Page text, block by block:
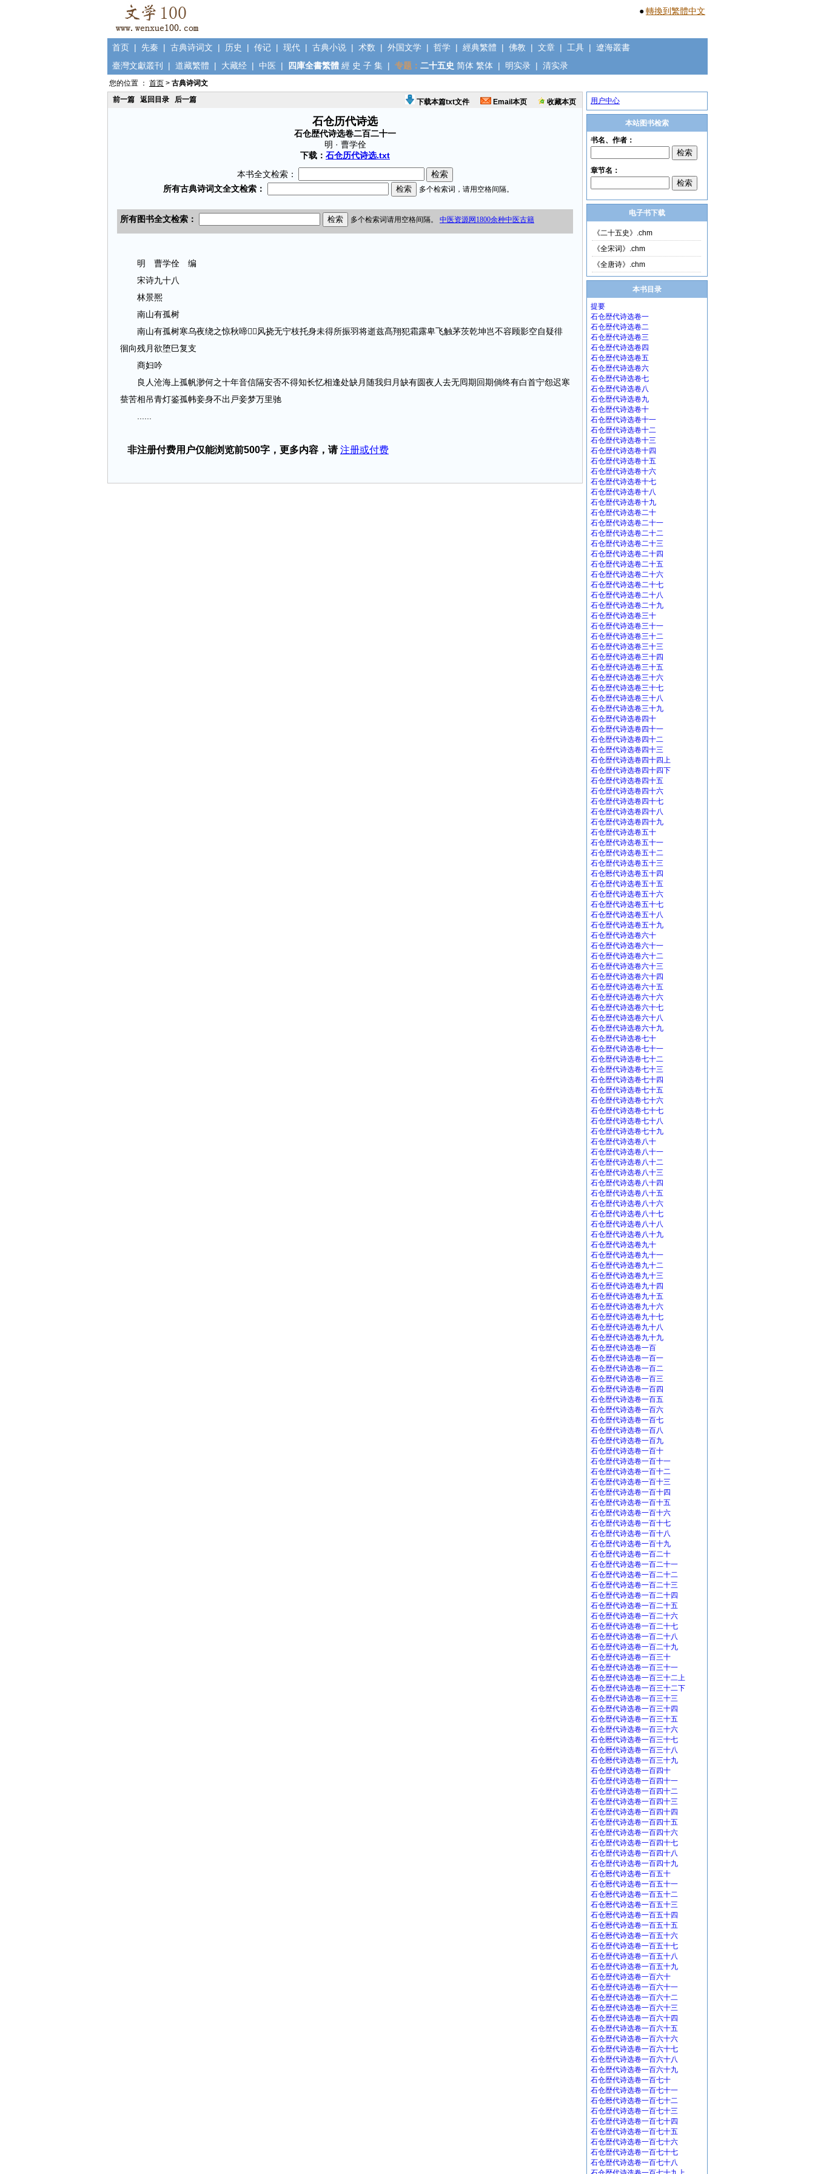
●轉換到繁體中文
首页 | 先秦 | 古典诗词文 | 历史 | 传记 | 现代 | 古典小说 | 术数 | 外国文学 | 哲学 | 經典繁體 | 佛教 | 文章 | 工具 | 遼海叢書
臺灣文獻叢刊
| 道藏繁體 | 大藏经 | 中医 | 四庫全書繁體 經 史 子 集 | 专题： 二十五史 简体 繁体 | 明实录 | 清实录
您的位置 ： 首页 > 古典诗词文
前一篇
返回目录 后一篇 下载本篇txt文件 Email本页 收藏本页
石仓历代诗选
石仓歴代诗选卷二百二十一
明 · 曹学佺
下载： 石仓历代诗选.txt
本书全文检索：
明 曹学佺 编
宋诗九十八
林景熈
南山有孤树
南山有孤树寒乌夜绕之惊秋啼风挠无宁枝托身未得所振羽将逝兹髙翔犯霜露卑飞触茅茨乾坤岂不容顾影空自疑徘
徊向残月欲堕巳复支
商妇吟
良人沧海上孤帆渺何之十年音信隔安否不得知长忆相逢处缺月随我归月缺有圆夜人去无囘期回期倘终有白首宁怨迟寒
蛬苦相吊青灯鉴孤帏妾身不出戸妾梦万里驰
非注册付费用户仅能浏览前500字，更多内容，请 注册或付费
用户中心
本站图书检索
电子书下载
《二十五史》.chm
《全宋词》.chm
《全唐诗》.chm
本书目录
提要
石仓歴代诗选卷一
石仓歴代诗选卷二
石仓歴代诗选卷三
石仓歴代诗选卷四
石仓歴代诗选卷五
石仓歴代诗选卷六
石仓歴代诗选卷七
石仓歴代诗选卷八
石仓歴代诗选卷九
石仓歴代诗选卷十
石仓歴代诗选卷十一
石仓歴代诗选卷十二
石仓歴代诗选卷十三
石仓歴代诗选卷十四
石仓歴代诗选卷十五
石仓歴代诗选卷十六
石仓歴代诗选卷十七
石仓歴代诗选卷十八
石仓歴代诗选卷十九
石仓歴代诗选卷二十
石仓歴代诗选卷二十一
石仓歴代诗选卷二十二
石仓歴代诗选卷二十三
石仓歴代诗选卷二十四
石仓歴代诗选卷二十五
石仓歴代诗选卷二十六
石仓歴代诗选卷二十七
石仓歴代诗选卷二十八
石仓歴代诗选卷二十九
石仓歴代诗选卷三十
石仓歴代诗选卷三十一
石仓歴代诗选卷三十二
石仓歴代诗选卷三十三
石仓歴代诗选卷三十四
石仓歴代诗选卷三十五
石仓歴代诗选卷三十六
石仓歴代诗选卷三十七
石仓歴代诗选卷三十八
石仓歴代诗选卷三十九
石仓歴代诗选卷四十
石仓歴代诗选卷四十一
石仓歴代诗选卷四十二
石仓歴代诗选卷四十三
石仓歴代诗选卷四十四上
石仓歴代诗选卷四十四下
石仓歴代诗选卷四十五
石仓歴代诗选卷四十六
石仓歴代诗选卷四十七
石仓歴代诗选卷四十八
石仓歴代诗选卷四十九
石仓歴代诗选卷五十
石仓歴代诗选卷五十一
石仓歴代诗选卷五十二
石仓歴代诗选卷五十三
石仓厯代诗选卷五十四
石仓歴代诗选卷五十五
石仓歴代诗选卷五十六
石仓歴代诗选卷五十七
石仓歴代诗选卷五十八
石仓歴代诗选卷五十九
石仓歴代诗选卷六十
石仓歴代诗选卷六十一
石仓歴代诗选卷六十二
石仓歴代诗选卷六十三
石仓歴代诗选卷六十四
石仓歴代诗选卷六十五
石仓歴代诗选卷六十六
石仓歴代诗选卷六十七
石仓歴代诗选卷六十八
石仓歴代诗选卷六十九
石仓歴代诗选卷七十
石仓歴代诗选卷七十一
石仓歴代诗选卷七十二
石仓歴代诗选卷七十三
石仓歴代诗选卷七十四
石仓歴代诗选卷七十五
石仓歴代诗选卷七十六
石仓歴代诗选卷七十七
石仓歴代诗选卷七十八
石仓歴代诗选卷七十九
石仓歴代诗选卷八十
石仓歴代诗选卷八十一
石仓歴代诗选卷八十二
石仓歴代诗选卷八十三
石仓歴代诗选卷八十四
石仓歴代诗选卷八十五
石仓歴代诗选卷八十六
石仓歴代诗选卷八十七
石仓歴代诗选卷八十八
石仓歴代诗选卷八十九
石仓歴代诗选卷九十
石仓歴代诗选卷九十一
石仓歴代诗选卷九十二
石仓歴代诗选卷九十三
石仓歴代诗选卷九十四
石仓歴代诗选卷九十五
石仓歴代诗选卷九十六
石仓歴代诗选卷九十七
石仓歴代诗选卷九十八
石仓歴代诗选卷九十九
石仓歴代诗选卷一百
石仓歴代诗选卷一百一
石仓歴代诗选卷一百二
石仓歴代诗选卷一百三
石仓歴代诗选卷一百四
石仓歴代诗选卷一百五
石仓歴代诗选卷一百六
石仓歴代诗选卷一百七
石仓歴代诗选卷一百八
石仓歴代诗选卷一百九
石仓歴代诗选卷一百十
石仓歴代诗选卷一百十一
石仓歴代诗选卷一百十二
石仓歴代诗选卷一百十三
石仓歴代诗选卷一百十四
石仓歴代诗选卷一百十五
石仓歴代诗选卷一百十六
石仓歴代诗选卷一百十七
石仓歴代诗选卷一百十八
石仓歴代诗选卷一百十九
石仓歴代诗选卷一百二十
石仓歴代诗选卷一百二十一
石仓歴代诗选卷一百二十二
石仓歴代诗选卷一百二十三
石仓歴代诗选卷一百二十四
石仓歴代诗选卷一百二十五
石仓歴代诗选卷一百二十六
石仓歴代诗选卷一百二十七
石仓歴代诗选卷一百二十八
石仓歴代诗选卷一百二十九
石仓歴代诗选卷一百三十
石仓歴代诗选卷一百三十一
石仓歴代诗选卷一百三十二上
石仓歴代诗选卷一百三十二下
石仓歴代诗选卷一百三十三
石仓歴代诗选卷一百三十四
石仓歴代诗选卷一百三十五
石仓歴代诗选卷一百三十六
石仓厯代诗选卷一百三十七
石仓厯代诗选卷一百三十八
石仓厯代诗选卷一百三十九
石仓歴代诗选卷一百四十
石仓歴代诗选卷一百四十一
石仓歴代诗选卷一百四十二
石仓歴代诗选卷一百四十三
石仓歴代诗选卷一百四十四
石仓歴代诗选卷一百四十五
石仓歴代诗选卷一百四十六
石仓歴代诗选卷一百四十七
石仓歴代诗选卷一百四十八
石仓歴代诗选卷一百四十九
石仓厯代诗选卷一百五十
石仓厯代诗选卷一百五十一
石仓厯代诗选卷一百五十二
石仓厯代诗选卷一百五十三
石仓厯代诗选卷一百五十四
石仓厯代诗选卷一百五十五
石仓厯代诗选卷一百五十六
石仓歴代诗选卷一百五十七
石仓歴代诗选卷一百五十八
石仓歴代诗选卷一百五十九
石仓歴代诗选卷一百六十
石仓歴代诗选卷一百六十一
石仓歴代诗选卷一百六十二
石仓歴代诗选卷一百六十三
石仓歴代诗选卷一百六十四
石仓歴代诗选卷一百六十五
石仓歴代诗选卷一百六十六
石仓歴代诗选卷一百六十七
石仓歴代诗选卷一百六十八
石仓歴代诗选卷一百六十九
石仓歴代诗选卷一百七十
石仓歴代诗选卷一百七十一
石仓厯代诗选卷一百七十二
石仓歴代诗选卷一百七十三
石仓歴代诗选卷一百七十四
石仓歴代诗选卷一百七十五
石仓歴代诗选卷一百七十六
石仓歴代诗选卷一百七十七
石仓歴代诗选卷一百七十八